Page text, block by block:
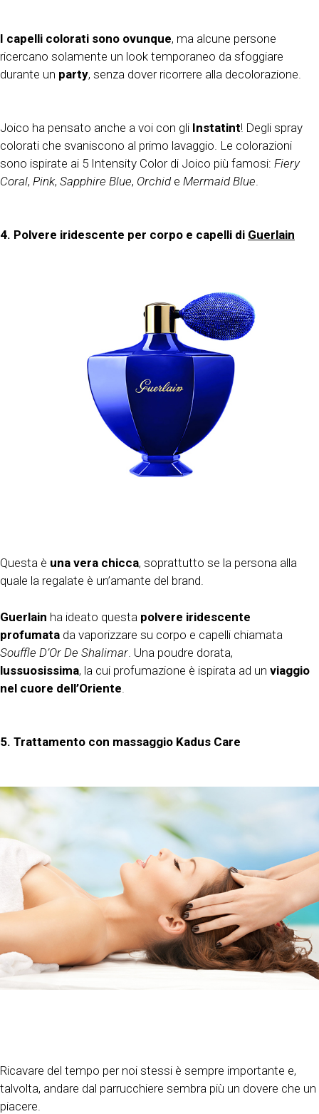
I capelli colorati sono ovunque, ma alcune persone
ricercano solamente un look temporaneo da sfoggiare
durante un party, senza dover ricorrere alla decolorazione.
Joico ha pensato anche a voi con gli Instatint! Degli spray
colorati che svaniscono al primo lavaggio. Le colorazioni
sono ispirate ai 5 Intensity Color di Joico più famosi: Fiery
Coral, Pink, Sapphire Blue, Orchide Mermaid Blue
4. Polvere iridescente per corpo e capelli di Guerlain
Questa è una vera chicca, soprattutto se la persona alla
quale la regalate è un’amante del brand.
Guerlain ha ideato questa polvere iridescente
profumata da vaporizzare su corpo e capelli chiamata
Souffle D’Or De Shalimar . Una poudre dorata,
lussuosissima, la cui profumazione è ispirata ad un viaggio
nel cuore dell’Oriente
5. Trattamento con massaggio Kadus Care
Ricavare del tempo per noi stessi è sempre importante e,
talvolta, andare dal parrucchiere sembra più un dovere che un
piacere.